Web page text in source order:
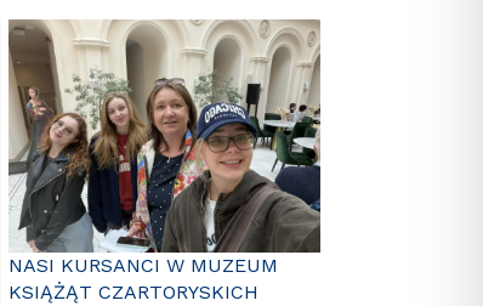
NASI KURSANCI W MUZEUM
KSIĄŻĄT CZARTORYSKICH